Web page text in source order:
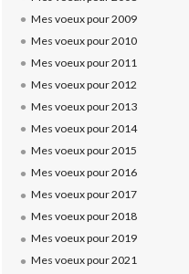
Mes voeux pour 2009
Mes voeux pour 2010
Mes voeux pour 2011
Mes voeux pour 2012
Mes voeux pour 2013
Mes voeux pour 2014
Mes voeux pour 2015
Mes voeux pour 2016
Mes voeux pour 2017
Mes voeux pour 2018
Mes voeux pour 2019
Mes voeux pour 2021